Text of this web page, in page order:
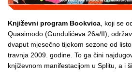
Književni program Bookvica , koji se
Quasimodo (Gundulićeva 26a/II),
dvaput mjesečno tijekom sezone od
travnja 2009. godine. To ga čini
književnom manifestacijom u Splitu, a i